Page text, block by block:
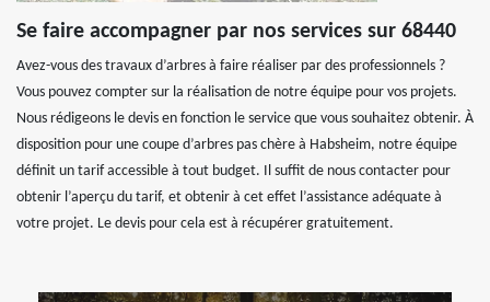
Se faire accompagner par nos services sur 68440
Avez-vous des travaux d’arbres à faire réaliser par des professionnels ?
Vous pouvez compter sur la réalisation de notre équipe pour vos projets.
Nous rédigeons le devis en fonction le service que vous souhaitez obtenir. À
disposition pour une coupe d’arbres pas chère à Habsheim, notre équipe
définit un tarif accessible à tout budget. Il suffit de nous contacter pour
obtenir l’aperçu du tarif, et obtenir à cet effet l’assistance adéquate à
votre projet. Le devis pour cela est à récupérer gratuitement.